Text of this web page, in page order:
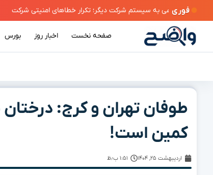
فوری
صفحه نخست اخبار روز بورس
طوفان تهران و کرج:
کمین است!
اردیبهشت ۲۵, ۱۴۰۴ ۱:۵۱ ب٫ظ